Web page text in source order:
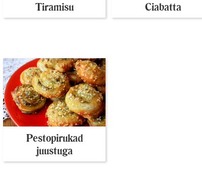
Tiramisu Ciabatta
Pestopirukad
juustuga